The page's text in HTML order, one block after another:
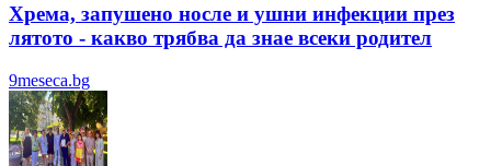
Хрема, запушено носле и ушни инфекции през
лятотo - какво трябва да знае всеки родител
9meseca.bg